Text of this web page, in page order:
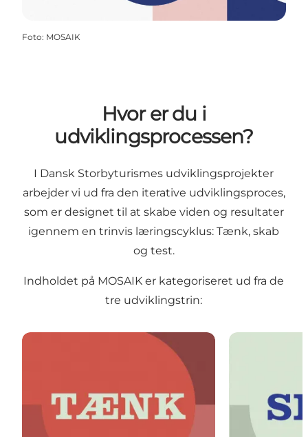
Foto: MOSAIK
Hvor er du i
udviklingsprocessen?
I Dansk Storbyturismes udviklingsprojekter
arbejder vi ud fra den iterative udviklingsproces,
som er designet til at skabe viden og resultater
igennem en trinvis læringscyklus: Tænk, skab
og test.
Indholdet på MOSAIK er kategoriseret ud fra de
tre udviklingstrin: